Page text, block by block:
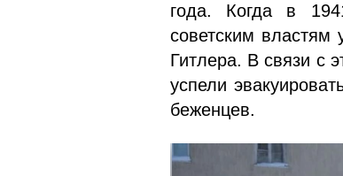
года. Когда в
советским властям
Гитлера. В связи с
успели
бежен­цев.